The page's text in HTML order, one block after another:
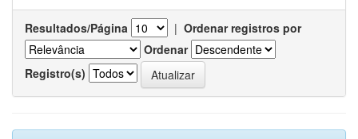
Resultados/Página | Ordenar registros por
Ordenar
Registro(s)